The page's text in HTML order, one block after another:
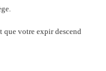
que votre expir descend